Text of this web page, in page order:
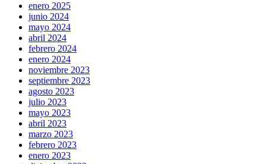
enero 2025
junio 2024
mayo 2024
abril 2024
febrero 2024
enero 2024
noviembre 2023
septiembre 2023
agosto 2023
julio 2023
mayo 2023
abril 2023
marzo 2023
febrero 2023
enero 2023